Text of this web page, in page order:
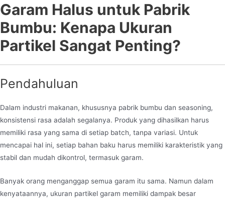
Garam Halus untuk Pabrik
Bumbu: Kenapa Ukuran
Partikel Sangat Penting?
Pendahuluan
Dalam industri makanan, khususnya pabrik bumbu dan seasoning,
konsistensi rasa adalah segalanya. Produk yang dihasilkan harus
memiliki rasa yang sama di setiap batch, tanpa variasi. Untuk
mencapai hal ini, setiap bahan baku harus memiliki karakteristik yang
stabil dan mudah dikontrol, termasuk garam.
Banyak orang menganggap semua garam itu sama. Namun dalam
kenyataannya, ukuran partikel garam memiliki dampak besar